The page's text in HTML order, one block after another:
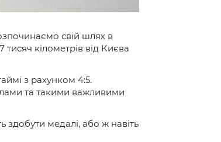
свій шлях в
кілометрів від Києва
з рахунком 4:5.
та такими важливими
медалі, або ж навіть